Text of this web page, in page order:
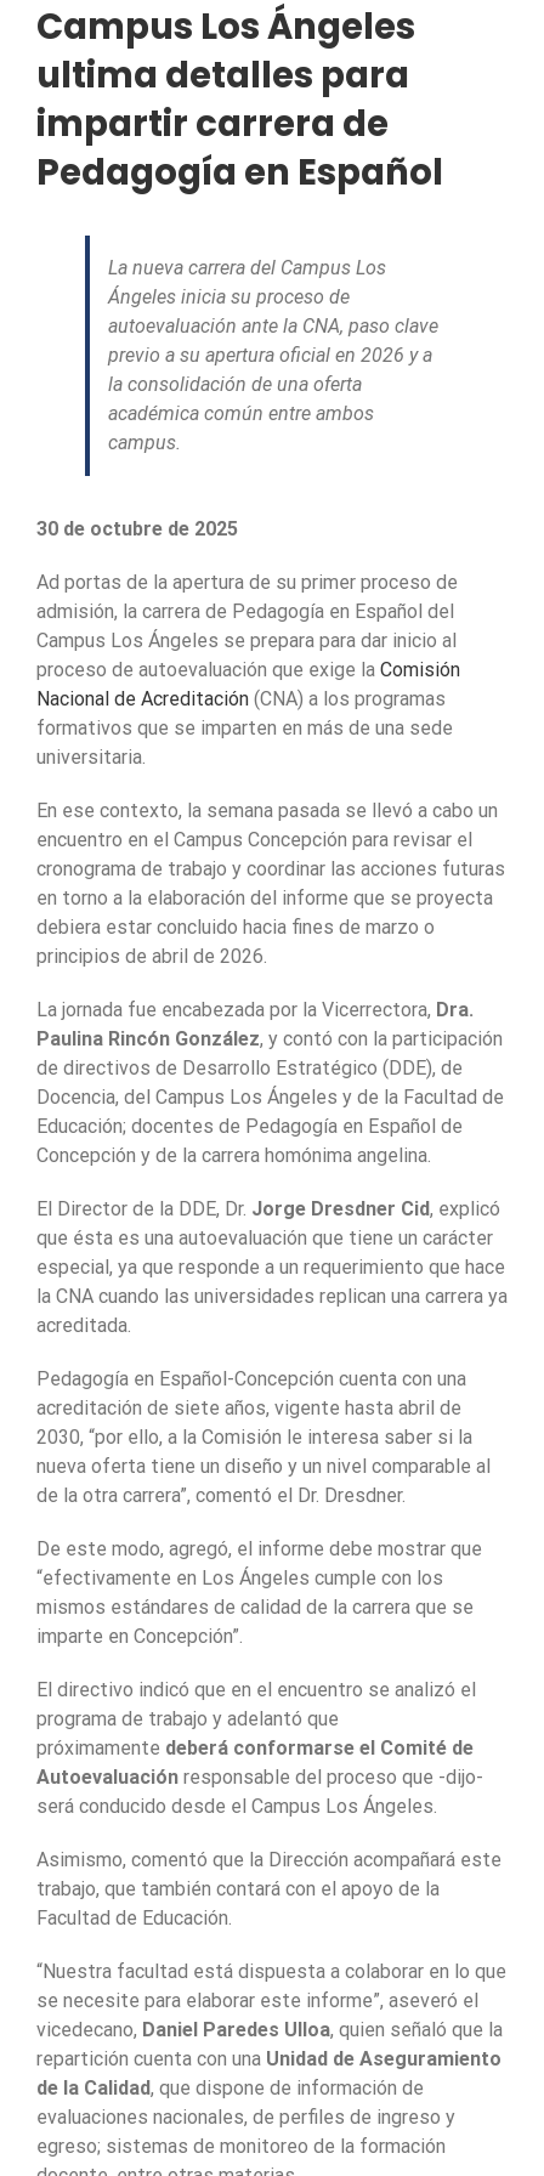
Campus Los Ángeles
ultima detalles para
impartir carrera de
Pedagogía en Español
La nueva carrera del Campus Los
Ángeles inicia su proceso de
autoevaluación ante la CNA, paso clave
previo a su apertura oficial en 2026 y a
la consolidación de una oferta
académica común entre ambos
campus.
30 de octubre de 2025
Ad portas de la apertura de su primer proceso de
admisión, la carrera de Pedagogía en Español del
Campus Los Ángeles se prepara para dar inicio al
proceso de autoevaluación que exige la Comisión
Nacional de Acreditación (CNA) a los programas
formativos que se imparten en más de una sede
universitaria.
En ese contexto, la semana pasada se llevó a cabo un
encuentro en el Campus Concepción para revisar el
cronograma de trabajo y coordinar las acciones futuras
en torno a la elaboración del informe que se proyecta
debiera estar concluido hacia fines de marzo o
principios de abril de 2026.
La jornada fue encabezada por la Vicerrectora, Dra.
Paulina Rincón González, y contó con la participación
de directivos de Desarrollo Estratégico (DDE), de
Docencia, del Campus Los Ángeles y de la Facultad de
Educación; docentes de Pedagogía en Español de
Concepción y de la carrera homónima angelina.
El Director de la DDE, Dr. Jorge Dresdner Cid, explicó
que ésta es una autoevaluación que tiene un carácter
especial, ya que responde a un requerimiento que hace
la CNA cuando las universidades replican una carrera ya
acreditada.
Pedagogía en Español-Concepción cuenta con una
acreditación de siete años, vigente hasta abril de
2030, “por ello, a la Comisión le interesa saber si la
nueva oferta tiene un diseño y un nivel comparable al
de la otra carrera”, comentó el Dr. Dresdner.
De este modo, agregó, el informe debe mostrar que
“efectivamente en Los Ángeles cumple con los
mismos estándares de calidad de la carrera que se
imparte en Concepción”.
El directivo indicó que en el encuentro se analizó el
programa de trabajo y adelantó que
próximamente deberá conformarse el Comité de
Autoevaluación responsable del proceso que -dijo-
será conducido desde el Campus Los Ángeles.
Asimismo, comentó que la Dirección acompañará este
trabajo, que también contará con el apoyo de la
Facultad de Educación.
“Nuestra facultad está dispuesta a colaborar en lo que
se necesite para elaborar este informe”, aseveró el
vicedecano, Daniel Paredes Ulloa, quien señaló que la
repartición cuenta con una Unidad de Aseguramiento
de la Calidad, que dispone de información de
evaluaciones nacionales, de perfiles de ingreso y
egreso; sistemas de monitoreo de la formación